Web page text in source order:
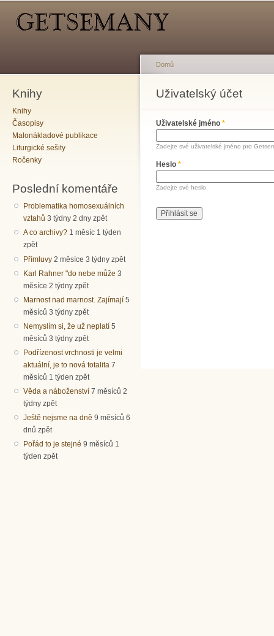
Knihy
Knihy
Časopisy
Malonákladové publikace
Liturgické sešity
Ročenky
Poslední komentáře
Problematika homosexuálních
vztahů 3 týdny 2 dny zpět
A co archivy? 1 měsíc 1 týden
zpět
Přímluvy 2 měsíce 3 týdny zpět
Karl Rahner "do nebe může 3
měsíce 2 týdny zpět
Marnost nad marnost. Zajímají 5
měsíců 3 týdny zpět
Nemyslím si, že už neplatí 5
měsíců 3 týdny zpět
Podřízenost vrchnosti je velmi
aktuální, je to nová totalita 7
měsíců 1 týden zpět
Věda a náboženství 7 měsíců 2
týdny zpět
Ještě nejsme na dně 9 měsíců 6
dnů zpět
Pořád to je stejné 9 měsíců 1
týden zpět
Jste zde
Domů
Uživatelský účet
Hlavní záložky
Uživatelské jméno *
Zadejte své uživatelské jméno pro
Heslo *
Zadejte své heslo.